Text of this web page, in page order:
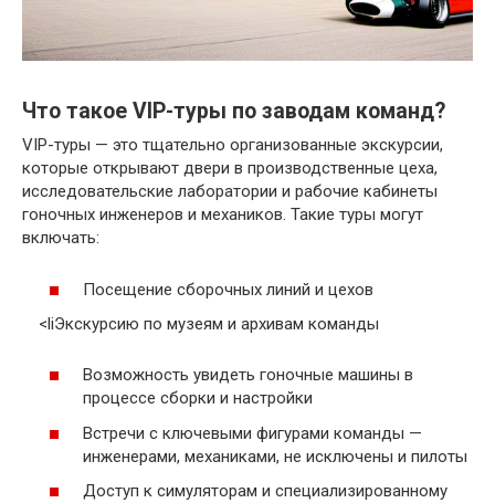
Что такое VIP-туры по заводам команд?
VIP-туры — это тщательно организованные экскурсии,
которые открывают двери в производственные цеха,
исследовательские лаборатории и рабочие кабинеты
гоночных инженеров и механиков. Такие туры могут
включать:
Посещение сборочных линий и цехов
<liЭкскурсию по музеям и архивам команды
Возможность увидеть гоночные машины в
процессе сборки и настройки
Встречи с ключевыми фигурами команды —
инженерами, механиками, не исключены и пилоты
Доступ к симуляторам и специализированному